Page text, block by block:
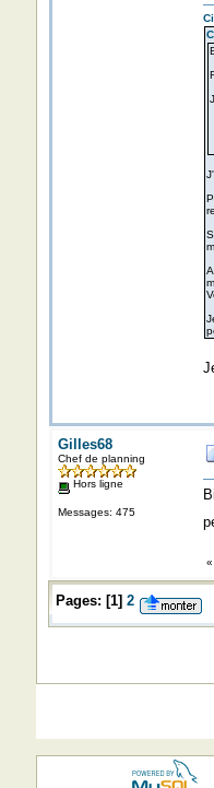
Gilles68
Chef de planning
Hors ligne
Messages: 475
«
Pages: [1] 2